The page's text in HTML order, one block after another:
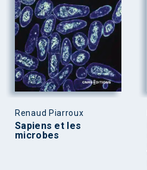
Renaud Piarroux
Sapiens et les
microbes